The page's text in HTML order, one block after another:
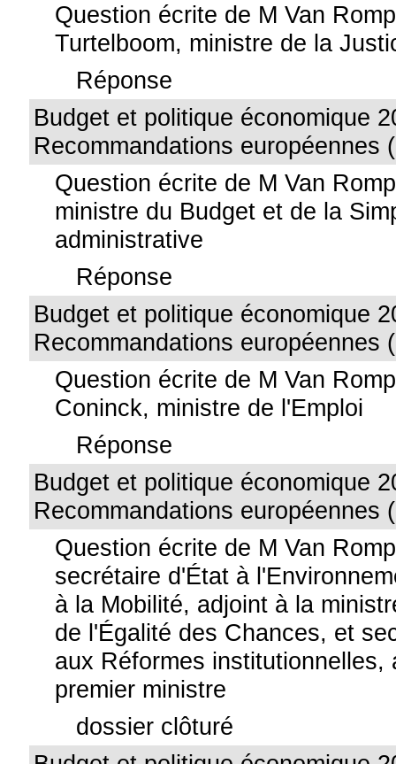
Question écrite de M Van
Turtelboom, ministre de la
Réponse
Budget et politique économique
Recommandations européennes
Question écrite de M Van
ministre du Budget et de la
administrative
Réponse
Budget et politique économique
Recommandations européennes
Question écrite de M Van
Coninck, ministre de l'Emploi
Réponse
Budget et politique économique
Recommandations européennes
Question écrite de M Van
secrétaire d'État à
à la Mobilité, adjoint à la
de l'Égalité des Chances, et
aux Réformes institutionnelles,
premier ministre
dossier clôturé